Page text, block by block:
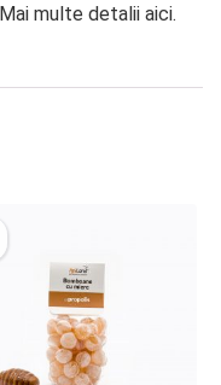
multe detalii aici.